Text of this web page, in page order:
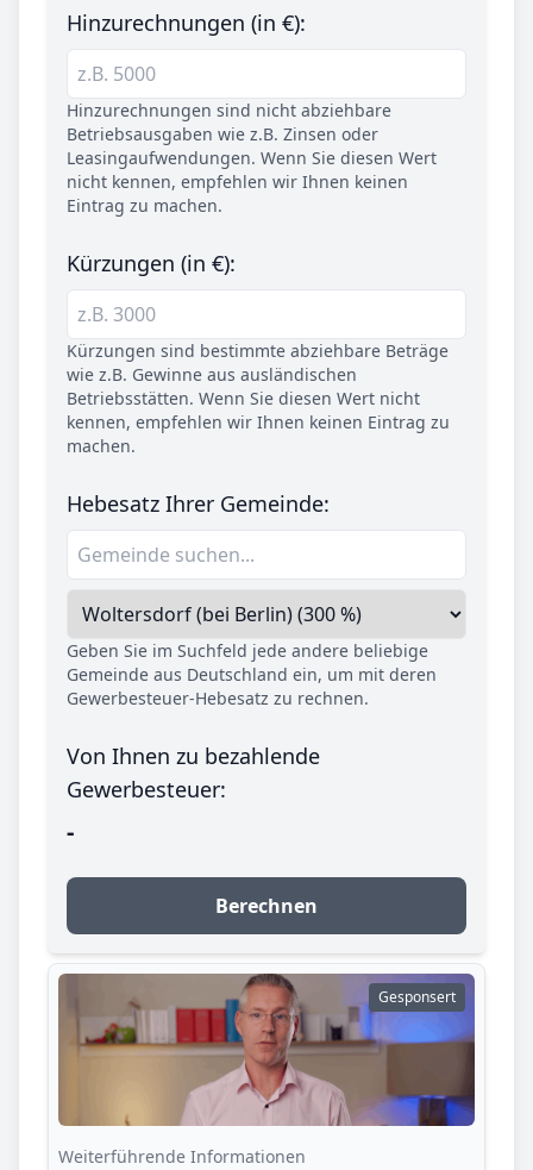
Hinzurechnungen (in €):
Hinzurechnungen sind nicht abziehbare
Betriebsausgaben wie z.B. Zinsen oder
Leasingaufwendungen. Wenn Sie diesen Wert
nicht kennen, empfehlen wir Ihnen keinen
Eintrag zu machen.
Kürzungen (in €):
Kürzungen sind bestimmte abziehbare Beträge
wie z.B. Gewinne aus ausländischen
Betriebsstätten. Wenn Sie diesen Wert nicht
kennen, empfehlen wir Ihnen keinen Eintrag zu
machen.
Hebesatz Ihrer Gemeinde:
Geben Sie im Suchfeld jede andere beliebige
Gemeinde aus Deutschland ein, um mit deren
Gewerbesteuer-Hebesatz zu rechnen.
Von Ihnen zu bezahlende
Gewerbesteuer:
-
Berechnen
Gesponsert
Weiterführende Informationen